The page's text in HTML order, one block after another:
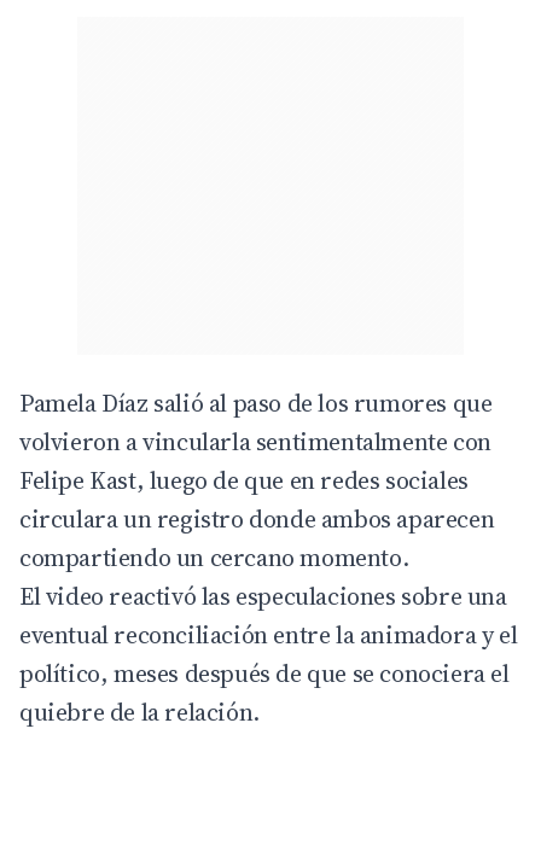
Pamela Díaz salió al paso de los rumores que
volvieron a vincularla sentimentalmente con
Felipe Kast, luego de que en redes sociales
circulara un registro donde ambos aparecen
compartiendo un cercano momento.
El video reactivó las especulaciones sobre una
eventual reconciliación entre la animadora y el
político, meses después de que se conociera el
quiebre de la relación.